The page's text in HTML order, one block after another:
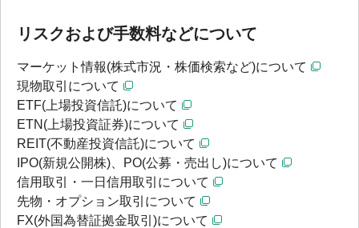
リスクおよび手数料などについて
マーケット情報(株式市況・株価検索など)について
現物取引について
ETF(上場投資信託)について
ETN(上場投資証券)について
REIT(不動産投資信託)について
IPO(新規公開株)、PO(公募・売出し)について
信用取引・一日信用取引について
先物・オプション取引について
FX(外国為替証拠金取引)について